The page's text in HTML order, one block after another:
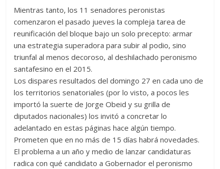
Mientras tanto, los 11 senadores peronistas
comenzaron el pasado jueves la compleja tarea de
reunificación del bloque bajo un solo precepto: armar
una estrategia superadora para subir al podio, sino
triunfal al menos decoroso, al deshilachado peronismo
santafesino en el 2015.
Los dispares resultados del domingo 27 en cada uno de
los territorios senatoriales (por lo visto, a pocos les
importó la suerte de Jorge Obeid y su grilla de
diputados nacionales) los invitó a concretar lo
adelantado en estas páginas hace algún tiempo.
Prometen que en no más de 15 días habrá novedades.
El problema a un año y medio de lanzar candidaturas
radica con qué candidato a Gobernador el peronismo